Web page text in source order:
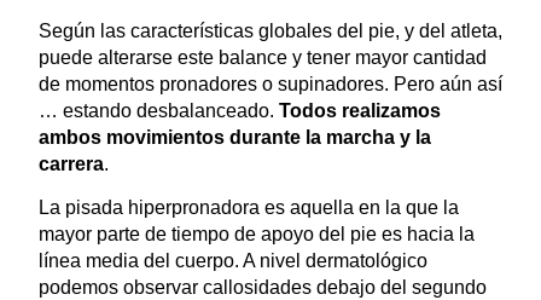
Según las características globales del pie, y del atleta,
puede alterarse este balance y tener mayor cantidad
de momentos pronadores o supinadores. Pero aún así
… estando desbalanceado. Todos realizamos
ambos movimientos durante la marcha y la
carrera.
La pisada hiperpronadora es aquella en la que la
mayor parte de tiempo de apoyo del pie es hacia la
línea media del cuerpo. A nivel dermatológico
podemos observar callosidades debajo del segundo